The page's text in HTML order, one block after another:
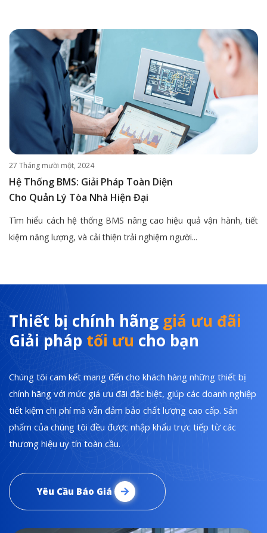
27 Tháng mười một, 2024
Hệ Thống BMS: Giải Pháp Toàn Diện
Cho Quản Lý Tòa Nhà Hiện Đại
Tìm hiểu cách hệ thống BMS nâng cao hiệu quả vận hành, tiết
kiệm năng lượng, và cải thiện trải nghiệm người...
Thiết bị chính hãng giá ưu đãi
Giải pháp tối ưu cho bạn
Chúng tôi cam kết mang đến cho khách hàng những thiết bị
chính hãng với mức giá ưu đãi đặc biệt, giúp các doanh nghiệp
tiết kiệm chi phí mà vẫn đảm bảo chất lượng cao cấp. Sản
phẩm của chúng tôi đều được nhập khẩu trực tiếp từ các
thương hiệu uy tín toàn cầu.
Yêu Cầu Báo Giá